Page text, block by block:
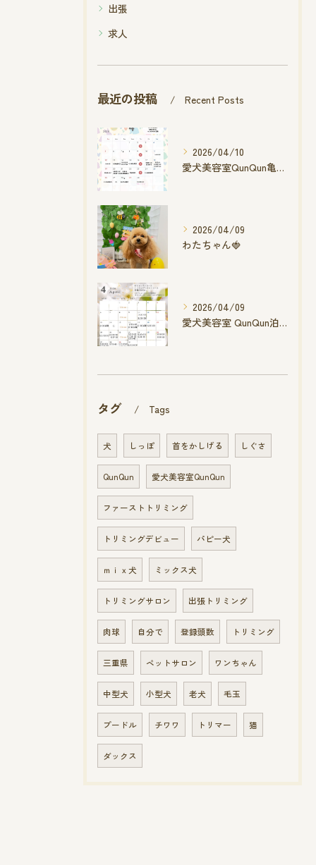
出張
求人
最近の投稿 Recent Posts
2026/04/10
愛犬美容室QunQun亀山エコー店
2026/04/09
わたちゃん🍓
2026/04/09
愛犬美容室 QunQun泊店 4月空き状況です
タグ Tags
犬 しっぽ 首をかしげる しぐさ
QunQun 愛犬美容室QunQun
ファーストトリミング
トリミングデビュー パピー犬
ｍｉｘ犬 ミックス犬
トリミングサロン 出張トリミング
肉球 自分で 登録頭数 トリミング
三重県 ペットサロン ワンちゃん
中型犬 小型犬 老犬 毛玉
プードル チワワ トリマー 猫
ダックス